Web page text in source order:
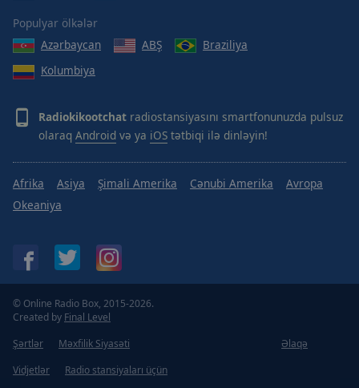
Populyar ölkələr
Azərbaycan
ABŞ
Braziliya
Kolumbiya
Radiokikootchat radiostansiyasını smartfonunuzda pulsuz
olaraq Android və ya iOS tətbiqi ilə dinləyin!
Afrika Asiya Şimali Amerika Cənubi Amerika
Avropa
Okeaniya
© Online Radio Box, 2015-2026.
Created by Final Level
Şərtlər
Məxfilik Siyasəti
Əlaqə
Vidjetlər
Radio stansiyaları üçün